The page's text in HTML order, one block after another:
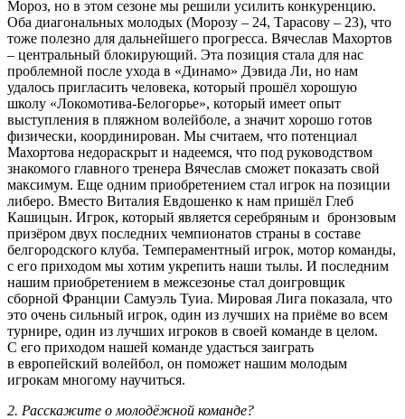
Мороз, но в этом сезоне мы решили усилить конкуренцию.
Оба диагональных молодых (Морозу – 24, Тарасову – 23), что
тоже полезно для дальнейшего прогресса. Вячеслав Махортов
– центральный блокирующий. Эта позиция стала для нас
проблемной после ухода в «Динамо» Дэвида Ли, но нам
удалось пригласить человека, который прошёл хорошую
школу «Локомотива-Белогорье», который имеет опыт
выступления в пляжном волейболе, а значит хорошо готов
физически, координирован. Мы считаем, что потенциал
Махортова недораскрыт и надеемся, что под руководством
знакомого главного тренера Вячеслав сможет показать свой
максимум. Еще одним приобретением стал игрок на позиции
либеро. Вместо Виталия Евдошенко к нам пришёл Глеб
Кашицын. Игрок, который является серебряным и бронзовым
призёром двух последних чемпионатов страны в составе
белгородского клуба. Темпераментный игрок, мотор команды,
с его приходом мы хотим укрепить наши тылы. И последним
нашим приобретением в межсезонье стал доигровщик
сборной Франции Самуэль Туиа. Мировая Лига показала, что
это очень сильный игрок, один из лучших на приёме во всем
турнире, один из лучших игроков в своей команде в целом.
С его приходом нашей команде удасться заиграть
в европейский волейбол, он поможет нашим молодым
игрокам многому научиться.
2. Расскажите о молодёжной команде?